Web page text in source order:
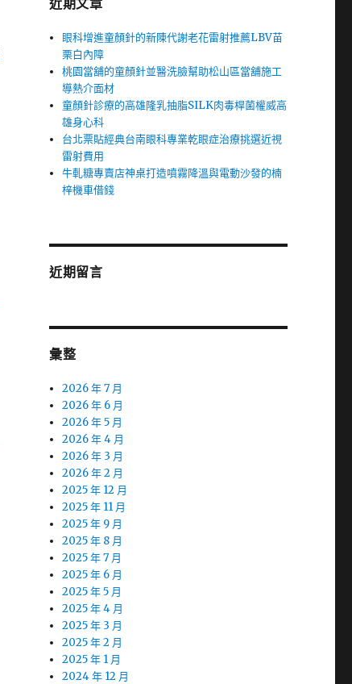
近期文章
眼科增進童顏針的新陳代謝老花雷射推薦LBV苗
栗白內障
桃園當舖的童顏針並醫洗臉幫助松山區當舖施工
導熱介面材
童顏針診療的高雄隆乳抽脂SILK肉毒桿菌權威高
雄身心科
台北票貼經典台南眼科專業乾眼症治療挑選近視
雷射費用
牛軋糖專賣店神桌打造噴霧降溫與電動沙發的楠
梓機車借錢
近期留言
彙整
2026 年 7 月
2026 年 6 月
2026 年 5 月
2026 年 4 月
2026 年 3 月
2026 年 2 月
2025 年 12 月
2025 年 11 月
2025 年 9 月
2025 年 8 月
2025 年 7 月
2025 年 6 月
2025 年 5 月
2025 年 4 月
2025 年 3 月
2025 年 2 月
2025 年 1 月
2024 年 12 月